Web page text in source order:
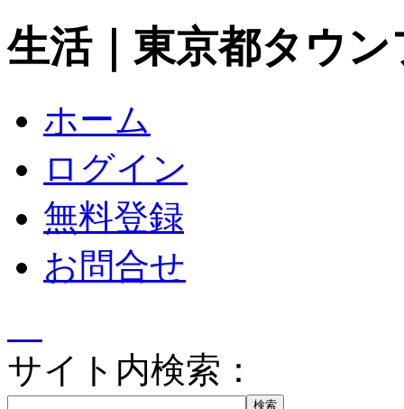
生活｜東京都タウン
ホーム
ログイン
無料登録
お問合せ
サイト内検索：